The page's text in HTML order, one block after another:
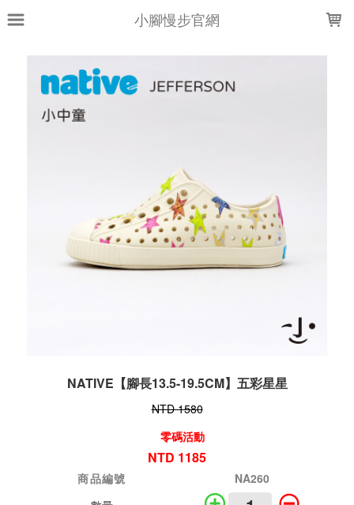
小腳慢步官網
NATIVE【腳長13.5-19.5CM】五彩星星
NTD 1580
零碼活動
NTD 1185
商品編號
NA260